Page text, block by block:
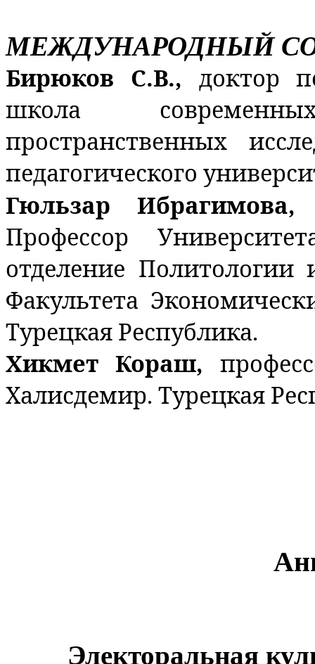
МЕЖДУНАРОДНЫЙ
Бирюков С.В., доктор
школа
пространственных
педагогического
Гюльзар Ибрагимова,
Профессор
отделение
Факультета
Турецкая Республика.
Хикмет Кораш,
Халисдемир. Турецкая
Электоральная